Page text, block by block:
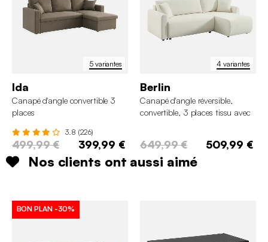
5 variantes
Ida
Canapé d'angle convertible 3
places
3.8 (226)
499,99 € 399,99 €
4 variantes
Berlin
Canapé d'angle réversible,
convertible, 3 places tissu avec
649,99 € 509,99 €
Nos clients ont aussi aimé
BON PLAN -30%